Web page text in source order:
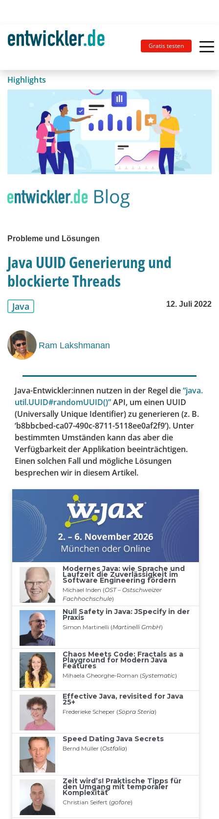
Gratis testen
Highlights
Probleme und Lösungen
Java UUID Generierung und
blockierte Threads
Java 12. Juli 2022
Ram Lakshmanan
Java-Entwickler:innen nutzen in der Regel die“java.
util.UUID#randomUUID()”API, um einen UUID
(Universally Unique Identifier) zu generieren (z. B.
‘b8bbcbed-ca07-490c-8711-5118ee0af2f9’). Unter
bestimmten Umständen kann das aber die
Verfügbarkeit der Applikation beeinträchtigen.
Einen solchen Fall und mögliche Lösungen
besprechen wir in diesem Artikel.